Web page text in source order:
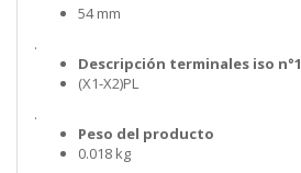
54 mm
.
Descripción terminales iso n°1
(X1-X2)PL
.
Peso del producto
0.018 kg